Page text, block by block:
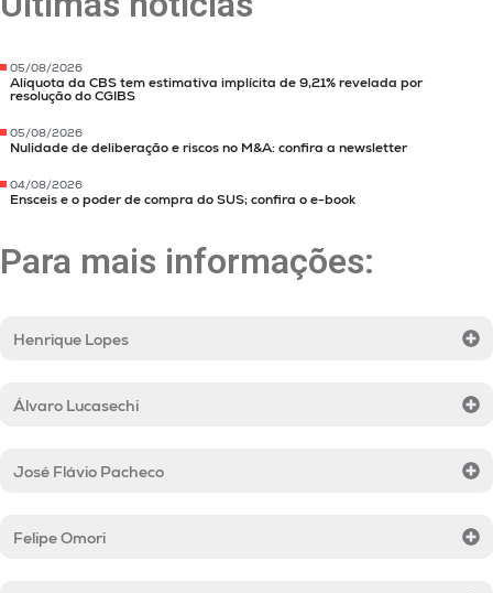
05/08/2026
Alíquota da CBS tem estimativa implícita de 9,21% revelada por
resolução do CGIBS
05/08/2026
Nulidade de deliberação e riscos no M&A: confira a newsletter
04/08/2026
Ensceis e o poder de compra do SUS; confira o e-book
Para mais informações:
Henrique Lopes
Álvaro Lucasechi
José Flávio Pacheco
Felipe Omori